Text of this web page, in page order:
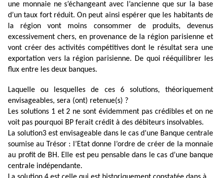
une monnaie ne s’échangeant avec l’ancienne que sur la base
d’un taux fort réduit. On peut ainsi espérer que les habitants de
la région vont moins consommer de produits, devenus
excessivement chers, en provenance de la région parisienne et
vont créer des activités compétitives dont le résultat sera une
exportation vers la région parisienne. De quoi rééquilibrer les
flux entre les deux banques.
Laquelle ou lesquelles de ces 6 solutions, théoriquement
envisageables, sera (ont) retenue(s) ?
Les solutions 1 et 2 ne sont évidemment pas crédibles et on ne
voit pas pourquoi BP ferait crédit à des débiteurs insolvables.
La solution3 est envisageable dans le cas d’une Banque centrale
soumise au Trésor : l’Etat donne l’ordre de créer de la monnaie
au profit de BH. Elle est peu pensable dans le cas d’une banque
centrale indépendante.